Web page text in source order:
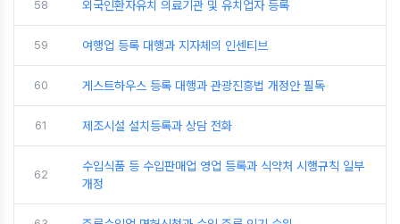
58 외국인환자유치 의료기관 및 유치업자 등록
59 여행업 등록 대행과 지자체의 인센티브
60 게스트하우스 등록 대행과 관광진흥법 개정안 필독
61 제조시설 설치등록과 상담 전화
62
수입식품 등 수입판매업 영업 등록과 식약처 시행규칙 일부
개정